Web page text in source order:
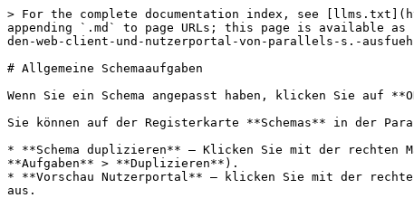
> For the complete documentation index, see
appending `.md` to page URLs; this page is available as
den-web-client-und-nutzerportal-von-parallels-s.-
# Allgemeine Schemaaufgaben
Wenn Sie ein Schema angepasst haben, klicken Sie auf
Sie können auf der Registerkarte **Schemas** in der
* **Schema duplizieren** – Klicken Sie mit der rechten
**Aufgaben** > **Duplizieren**).
* **Vorschau Nutzerportal** – klicken Sie mit der
aus.